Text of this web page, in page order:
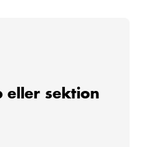
eller sektion